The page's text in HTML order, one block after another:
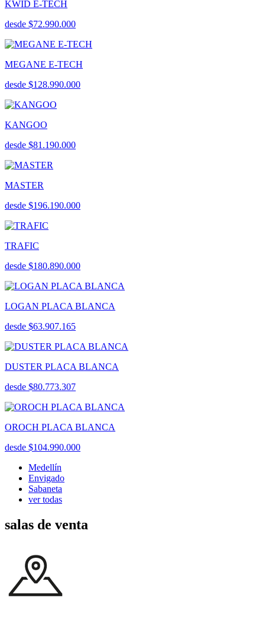
KWID E-TECH
desde $72.990.000
MEGANE E-TECH
desde $128.990.000
KANGOO
desde $81.190.000
MASTER
desde $196.190.000
TRAFIC
desde $180.890.000
LOGAN PLACA BLANCA
desde $63.907.165
DUSTER PLACA BLANCA
desde $80.773.307
OROCH PLACA BLANCA
desde $104.990.000
Medellín
Envigado
Sabaneta
ver todas
salas de venta